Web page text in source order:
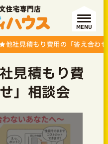
MENU
他社見積もり費用の「答え合わ
見積もり費
」相談会